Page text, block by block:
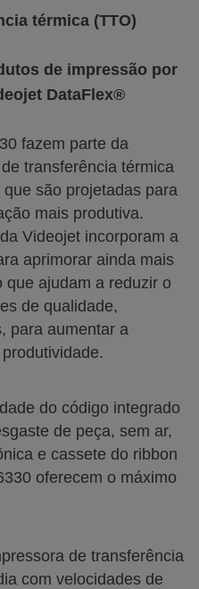
térmica (TTO)
de impressão por
DataFlex®
fazem parte da
transferência térmica
que são projetadas para
mais produtiva.
Videojet incorporam a
aprimorar ainda mais
que ajudam a reduzir o
de qualidade,
para aumentar a
do código integrado
de peça, sem ar,
e cassete do ribbon
oferecem o máximo
de transferência
com velocidades de